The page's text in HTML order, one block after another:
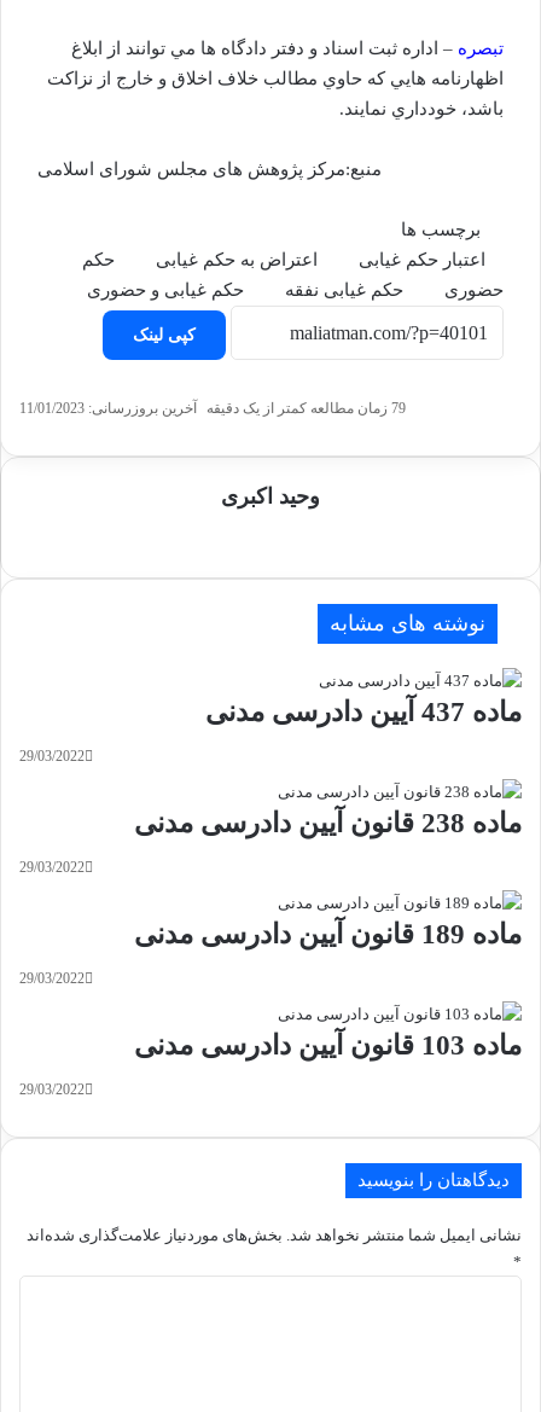
تبصره – اداره ثبت اسناد و دفتر دادگاه ها مي‌ توانند از ابلاغ
اظهارنامه‌ هايي‌ كه حاوي مطالب خلاف اخلاق و خارج از نزاكت
باشد، خودداري نمايند.
منبع:مرکز پژوهش های مجلس شورای اسلامی
برچسب ها
اعتبار حکم غیابی
اعتراض به حکم غیابی
حکم
حضوری
حکم غیابی نفقه حکم غیابی و حضوری
کپی لینک
آخرین بروزرسانی: 11/01/2023 زمان مطالعه کمتر از یک دقیقه
وحید اکبری
نوشته های مشابه
ماده 437 آیین دادرسی مدنی
29/03/2022
ماده 238 قانون آیین دادرسی مدنی
29/03/2022
ماده 189 قانون آیین دادرسی مدنی
29/03/2022
ماده 103 قانون آیین دادرسی مدنی
29/03/2022
دیدگاهتان را بنویسید
نشانی ایمیل شما منتشر نخواهد شد. بخش‌های موردنیاز علامت‌گذاری شده‌اند
*